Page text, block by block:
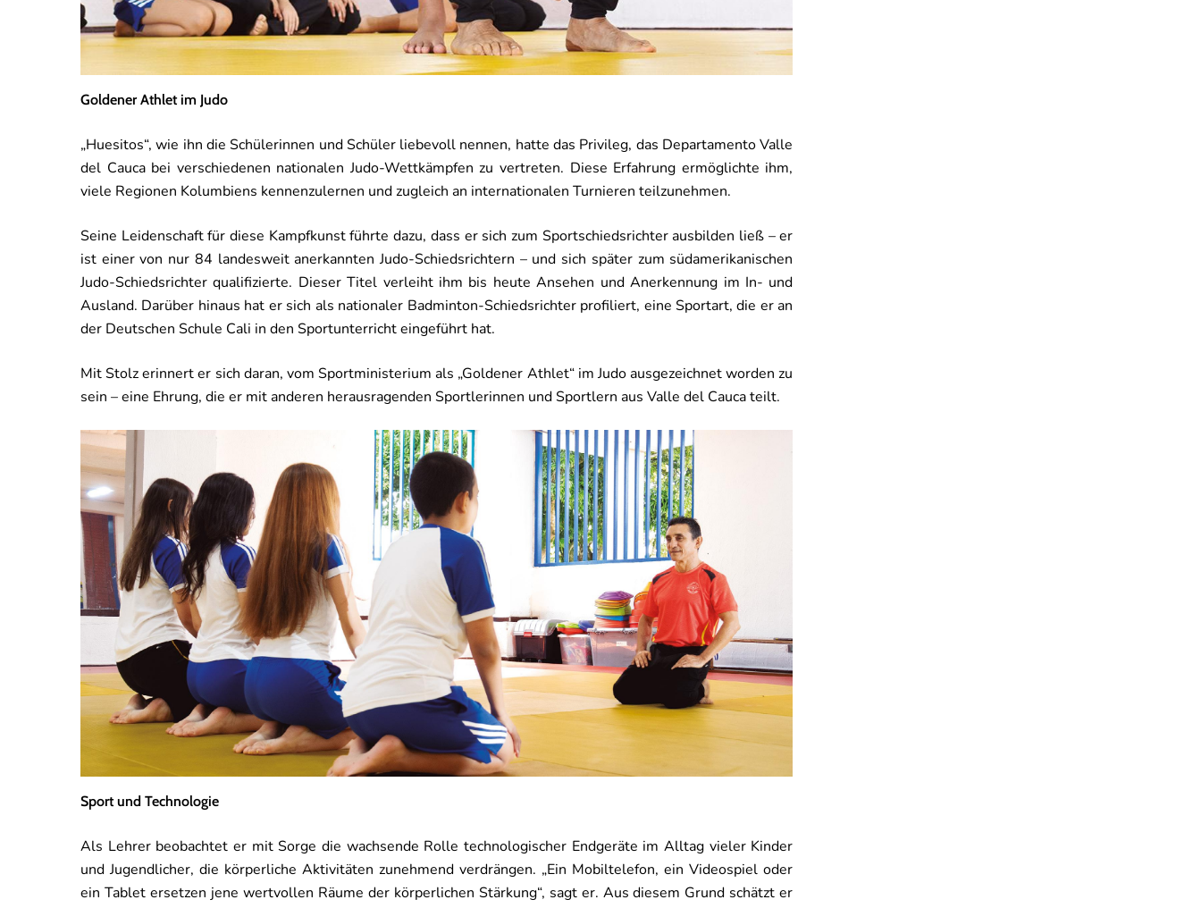
Goldener Athlet im Judo
„Huesitos“, wie ihn die Schülerinnen und Schüler liebevoll nennen, hatte das Privileg, das Departamento Valle
del Cauca bei verschiedenen nationalen Judo-Wettkämpfen zu vertreten. Diese Erfahrung ermöglichte ihm,
viele Regionen Kolumbiens kennenzulernen und zugleich an internationalen Turnieren teilzunehmen.
Seine Leidenschaft für diese Kampfkunst führte dazu, dass er sich zum Sportschiedsrichter ausbilden ließ – er
ist einer von nur 84 landesweit anerkannten Judo-Schiedsrichtern – und sich später zum südamerikanischen
Judo-Schiedsrichter qualifizierte. Dieser Titel verleiht ihm bis heute Ansehen und Anerkennung im In- und
Ausland. Darüber hinaus hat er sich als nationaler Badminton-Schiedsrichter profiliert, eine Sportart, die er an
der Deutschen Schule Cali in den Sportunterricht eingeführt hat.
Mit Stolz erinnert er sich daran, vom Sportministerium als „Goldener Athlet“ im Judo ausgezeichnet worden zu
sein – eine Ehrung, die er mit anderen herausragenden Sportlerinnen und Sportlern aus Valle del Cauca teilt.
Sport und Technologie
Als Lehrer beobachtet er mit Sorge die wachsende Rolle technologischer Endgeräte im Alltag vieler Kinder
und Jugendlicher, die körperliche Aktivitäten zunehmend verdrängen. „Ein Mobiltelefon, ein Videospiel oder
ein Tablet ersetzen jene wertvollen Räume der körperlichen Stärkung“, sagt er. Aus diesem Grund schätzt er